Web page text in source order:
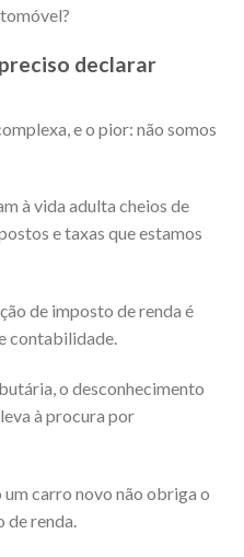
declarar
e o pior: não somos
à vida adulta cheios de
e taxas que estamos
de imposto de renda é
contabilidade.
o desconhecimento
à procura por
carro novo não obriga o
renda.